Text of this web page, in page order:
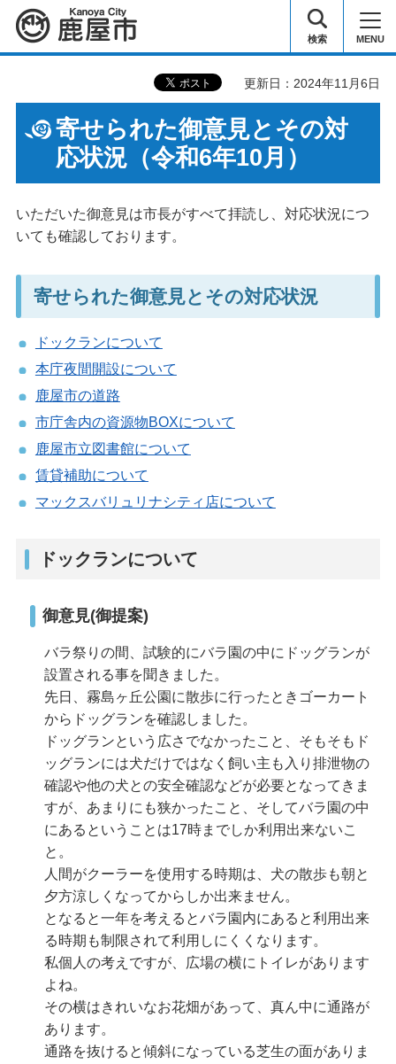
鹿屋市 検索 MENU
更新日：2024年11月6日
寄せられた御意見とその対
応状況（令和6年10月）
いただいた御意見は市長がすべて拝読し、対応状況につ
いても確認しております。
寄せられた御意見とその対応状況
ドックランについて
本庁夜間開設について
鹿屋市の道路
市庁舎内の資源物BOXについて
鹿屋市立図書館について
賃貸補助について
マックスバリュリナシティ店について
ドックランについて
御意見(御提案)
バラ祭りの間、試験的にバラ園の中にドッグランが
設置される事を聞きました。
先日、霧島ヶ丘公園に散歩に行ったときゴーカート
からドッグランを確認しました。
ドッグランという広さでなかったこと、そもそもド
ッグランには犬だけではなく飼い主も入り排泄物の
確認や他の犬との安全確認などが必要となってきま
すが、あまりにも狭かったこと、そしてバラ園の中
にあるということは17時までしか利用出来ないこ
と。
人間がクーラーを使用する時期は、犬の散歩も朝と
夕方涼しくなってからしか出来ません。
となると一年を考えるとバラ園内にあると利用出来
る時期も制限されて利用しにくくなります。
私個人の考えですが、広場の横にトイレがあります
よね。
その横はきれいなお花畑があって、真ん中に通路が
あります。
通路を抜けると傾斜になっている芝生の面がありま